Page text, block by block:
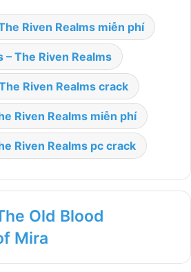
Riven Realms miễn phí
– The Riven Realms
Riven Realms crack
Riven Realms miễn phí
Riven Realms pc crack
Old Blood
Mira